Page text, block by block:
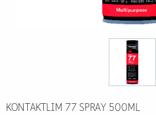
KONTAKTLIM 77 SPRAY 500ML